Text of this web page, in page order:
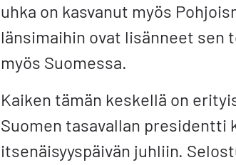
uhka on kasvanut myös
länsimaihin ovat lisänneet
myös Suomessa.
Kaiken tämän keskellä on
Suomen tasavallan
itsenäisyyspäivän juhliin.